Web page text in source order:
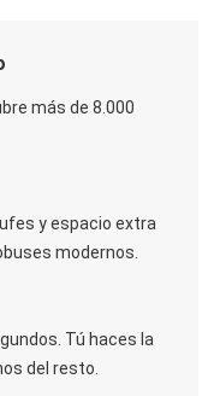
más de 8.000
y espacio extra
modernos.
Tú haces la
del resto.